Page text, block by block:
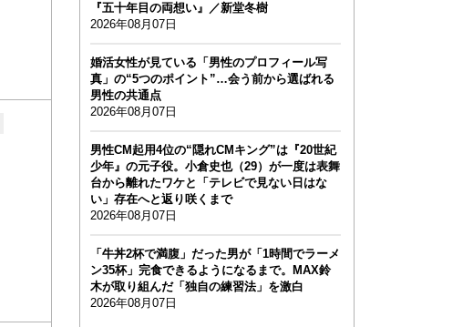
『五十年目の両想い』／新堂冬樹
2026年08月07日
婚活女性が見ている「男性のプロフィール写
真」の“5つのポイント”…会う前から選ばれる
男性の共通点
2026年08月07日
男性CM起用4位の“隠れCMキング”は『20世紀
少年』の元子役。小倉史也（29）が一度は表舞
台から離れたワケと「テレビで見ない日はな
い」存在へと返り咲くまで
2026年08月07日
「牛丼2杯で満腹」だった男が「1時間でラーメ
ン35杯」完食できるようになるまで。MAX鈴
木が取り組んだ「独自の練習法」を激白
2026年08月07日